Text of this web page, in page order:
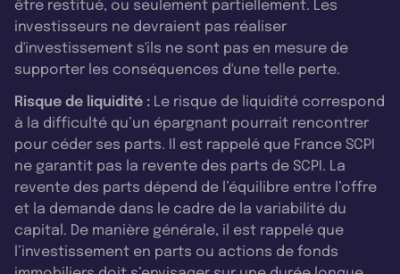
être restitué, ou seulement partiellement. Les
investisseurs ne devraient pas réaliser
d'investissement s'ils ne sont pas en mesure de
supporter les conséquences d'une telle perte.
Risque de liquidité : Le risque de liquidité correspond
à la difficulté qu’un épargnant pourrait rencontrer
pour céder ses parts. Il est rappelé que France SCPI
ne garantit pas la revente des parts de SCPI. La
revente des parts dépend de l’équilibre entre l’offre
et la demande dans le cadre de la variabilité du
capital. De manière générale, il est rappelé que
l’investissement en parts ou actions de fonds